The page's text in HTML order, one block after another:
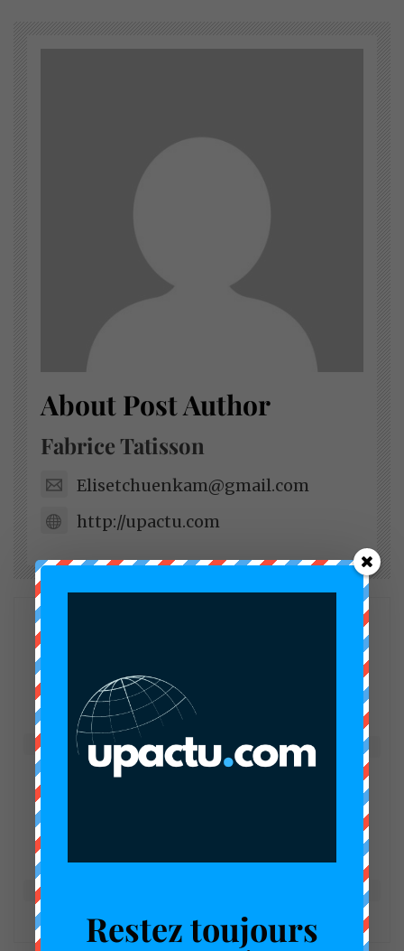
About Post Author
Fabrice Tatisson
Elisetchuenkam@gmail.com
http://upactu.com
Happy
%
Sad
0% 0
Sleepy Angry Surprise
Restez toujours